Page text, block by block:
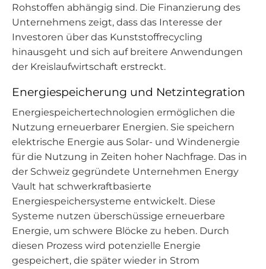
Rohstoffen abhängig sind. Die Finanzierung des
Unternehmens zeigt, dass das Interesse der
Investoren über das Kunststoffrecycling
hinausgeht und sich auf breitere Anwendungen
der Kreislaufwirtschaft erstreckt.
Energiespeicherung und Netzintegration
Energiespeichertechnologien ermöglichen die
Nutzung erneuerbarer Energien. Sie speichern
elektrische Energie aus Solar- und Windenergie
für die Nutzung in Zeiten hoher Nachfrage. Das in
der Schweiz gegründete Unternehmen Energy
Vault hat schwerkraftbasierte
Energiespeichersysteme entwickelt. Diese
Systeme nutzen überschüssige erneuerbare
Energie, um schwere Blöcke zu heben. Durch
diesen Prozess wird potenzielle Energie
gespeichert, die später wieder in Strom